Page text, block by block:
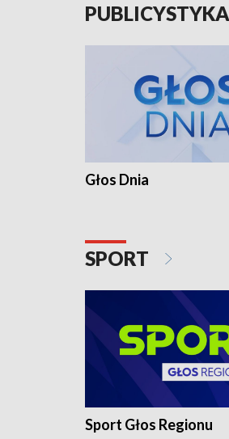
PUBLICYSTYKA
Głos Dnia
SPORT
Sport Głos Regionu